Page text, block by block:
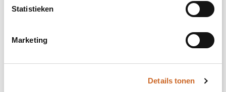
Statistieken
Marketing
Details tonen